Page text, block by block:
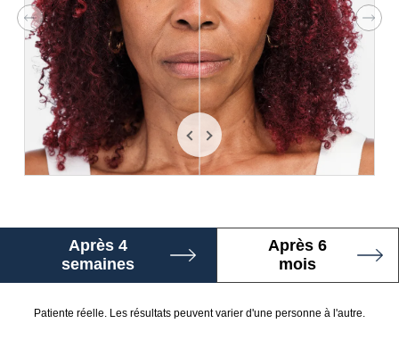
Précédent
Après 4
semaines
Après 6
mois
Patiente réelle. Les résultats peuvent varier d'une personne à l'autre.